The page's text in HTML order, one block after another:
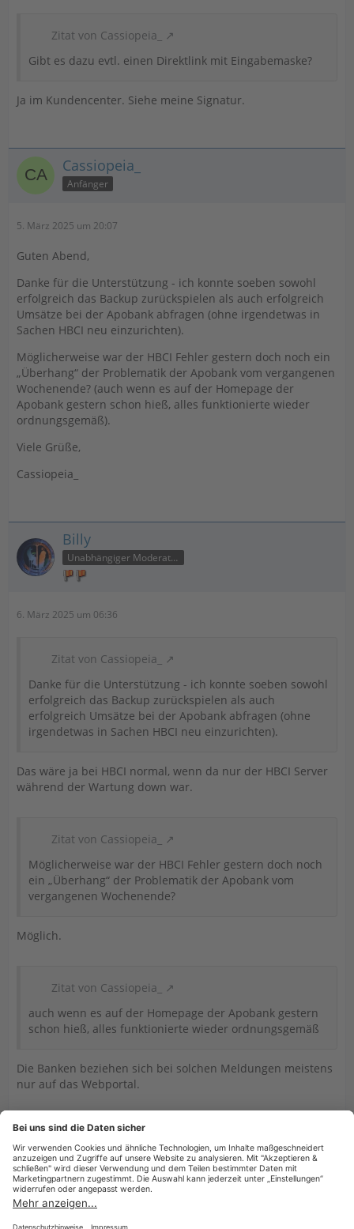
Zitat von Cassiopeia_
Gibt es dazu evtl. einen Direktlink mit Eingabemaske?
Ja im Kundencenter. Siehe meine Signatur.
Cassiopeia_
Anfänger
5. März 2025 um 20:07
Guten Abend,
Danke für die Unterstützung - ich konnte soeben sowohl
erfolgreich das Backup zurückspielen als auch erfolgreich
Umsätze bei der Apobank abfragen (ohne irgendetwas in
Sachen HBCI neu einzurichten).
Möglicherweise war der HBCI Fehler gestern doch noch ein
„Überhang“ der Problematik der Apobank vom vergangenen
Wochenende? (auch wenn es auf der Homepage der
Apobank gestern schon hieß, alles funktionierte wieder
ordnungsgemäß).
Viele Grüße,
Cassiopeia_
Billy
Unabhängiger Moderator
6. März 2025 um 06:36
Zitat von Cassiopeia_
Danke für die Unterstützung - ich konnte soeben sowohl
erfolgreich das Backup zurückspielen als auch
erfolgreich Umsätze bei der Apobank abfragen (ohne
irgendetwas in Sachen HBCI neu einzurichten).
Das wäre ja bei HBCI normal, wenn da nur der HBCI Server
während der Wartung down war.
Zitat von Cassiopeia_
Möglicherweise war der HBCI Fehler gestern doch noch
ein „Überhang“ der Problematik der Apobank vom
vergangenen Wochenende?
Möglich.
Zitat von Cassiopeia_
auch wenn es auf der Homepage der Apobank gestern
schon hieß, alles funktionierte wieder ordnungsgemäß
Die Banken beziehen sich bei solchen Meldungen meistens
nur auf das Webportal.
Billy 18. August 2025 um 11:30
Hat das Thema geschlossen.